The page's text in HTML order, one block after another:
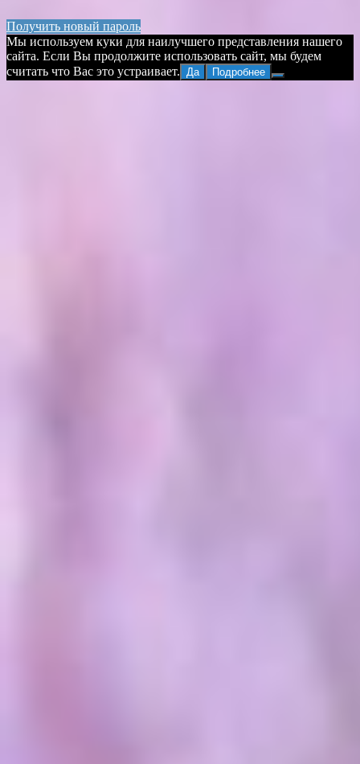
Получить новый пароль
Мы используем куки для наилучшего представления нашего
сайта. Если Вы продолжите использовать сайт, мы будем
считать что Вас это устраивает.
Да Подробнее